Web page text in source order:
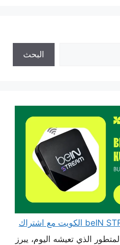
البحث
الذي تعيشه اليوم، يبرز